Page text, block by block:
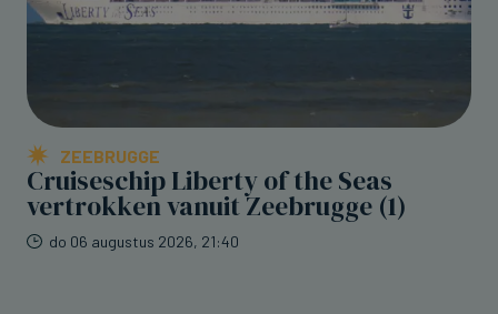
ZEEBRUGGE
Cruiseschip Liberty of the Seas
vertrokken vanuit Zeebrugge (1)
do 06 augustus 2026, 21:40